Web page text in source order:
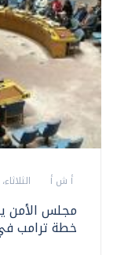
أ ش أ الثلاثاء، 18 نوفمبر 2025 08:05 ص
مجلس الأمن
خطة ترامب